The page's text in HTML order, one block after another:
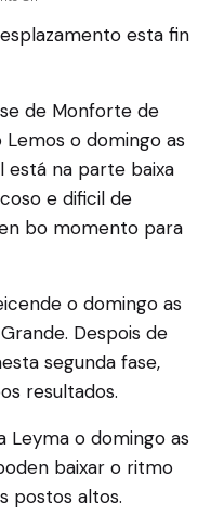
esta fin
de Monforte de
o domingo as
está na parte baixa
e dificil de
bo momento para
o domingo as
Despois de
segunda fase,
resultados.
Leyma o domingo as
baixar o ritmo
postos altos.